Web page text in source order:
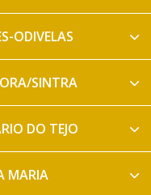
ODIVELAS
SINTRA
DO TEJO
MARIA